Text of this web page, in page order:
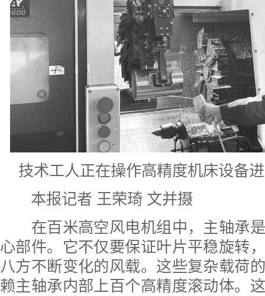
技术工人正在操作高精度机床设备
本报记者 王荣琦 文并摄
在百米高空风电机组中，主轴承是
心部件。它不仅要保证叶片平稳旋转
八方不断变化的风载。这些复杂载荷
赖主轴承内部上百个高精度滚动体。